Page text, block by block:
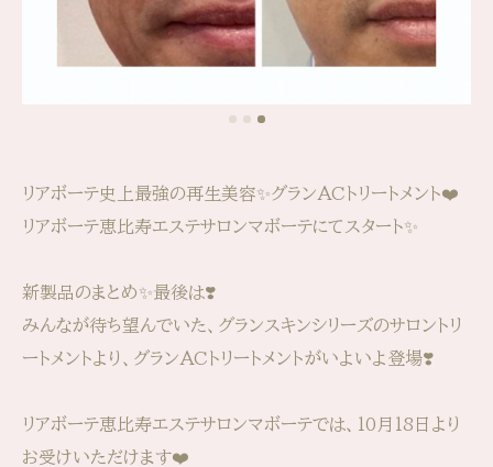
リアボーテ史上最強の再生美容✨グランACトリートメント❤️
リアボーテ恵比寿エステサロンマボーテにてスタート✨
新製品のまとめ✨最後は❣️
みんなが待ち望んでいた、グランスキンシリーズのサロントリ
ートメントより、グランACトリートメントがいよいよ登場❣️
リアボーテ恵比寿エステサロンマボーテでは、10月18日より
お受けいただけます❤️